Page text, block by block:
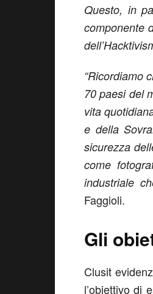
Questo, in
componente
“Ricordiamo
70 paesi del
vita
e della
sicurezza
come
industriale
Faggioli.
Gli
Clusit
l’obiettivo di